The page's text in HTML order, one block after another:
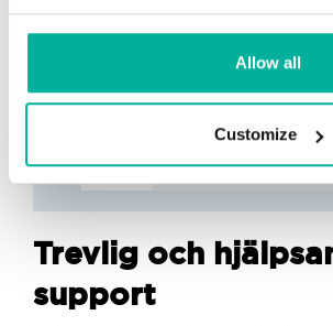
Allow all
Customize
Trevlig och
support